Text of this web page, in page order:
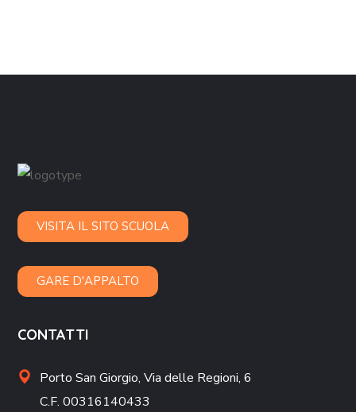
VISITA IL SITO SCUOLA
GARE D'APPALTO
CONTATTI
Porto San Giorgio,Via delle Regioni, 6
C.F. 00316140433